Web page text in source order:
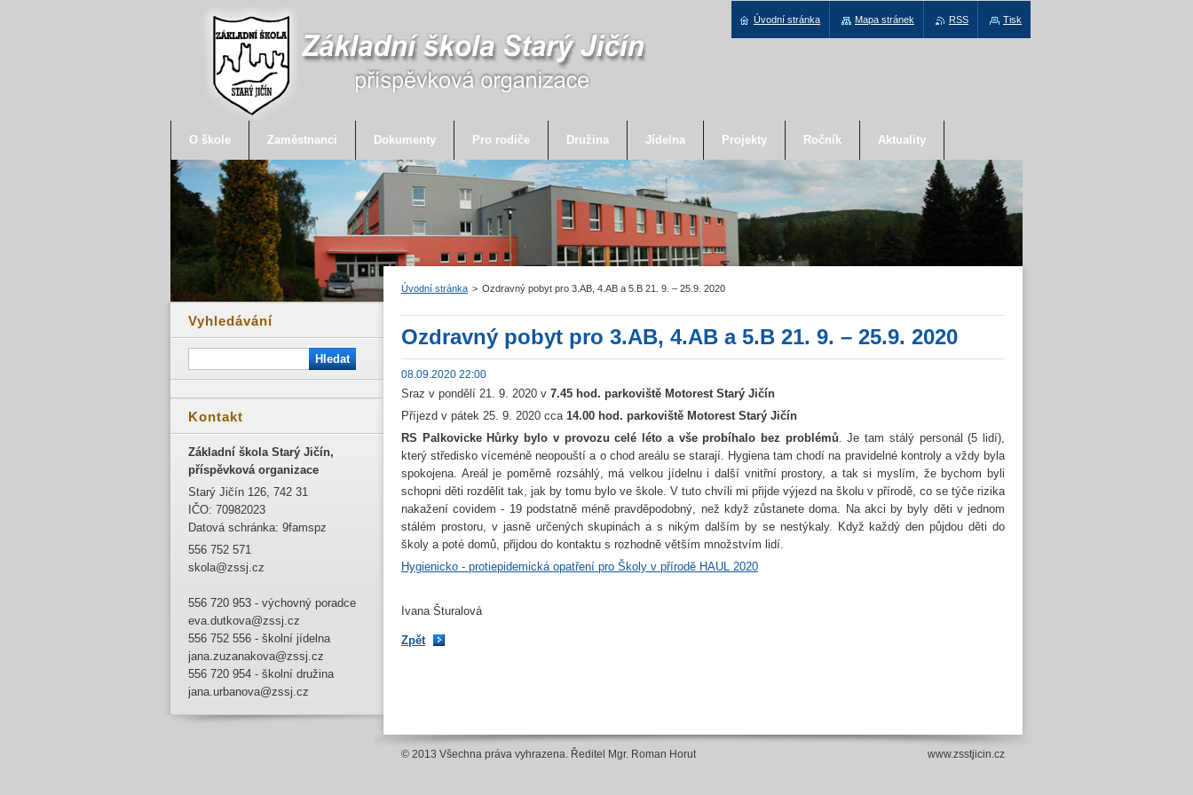
Úvodní stránka > Ozdravný pobyt pro 3.AB, 4.AB a 5.B 21. 9. – 25.9. 2020
Ozdravný pobyt pro 3.AB, 4.AB a 5.B 21. 9. – 25.9. 2020
08.09.2020 22:00
Sraz v pondělí 21. 9. 2020 v 7.45 hod. parkoviště Motorest Starý Jičín
Příjezd v pátek 25. 9. 2020 cca14.00 hod. parkoviště Motorest Starý Jičín
RS Palkovicke Hůrky bylo v provozu celé léto a vše probíhalo bez problémů. Je tam stálý personál (5 lidí),
který středisko víceméně neopouští a o chod areálu se starají. Hygiena tam chodí na pravidelné kontroly a vždy byla
spokojena. Areál je poměrně rozsáhlý, má velkou jídelnu i další vnitřní prostory, a tak si myslím, že bychom byli
schopni děti rozdělit tak, jak by tomu bylo ve škole. V tuto chvíli mi přijde výjezd na školu v přírodě, co se týče rizika
nakažení covidem - 19 podstatně méně pravděpodobný, než když zůstanete doma. Na akci by byly děti v jednom
stálém prostoru, v jasně určených skupinách a s nikým dalším by se nestýkaly. Když každý den půjdou děti do
školy a poté domů, přijdou do kontaktu s rozhodně větším množstvím lidí.
Hygienicko - protiepidemická opatření pro Školy v přírodě HAUL 2020
Ivana Šturalová
Zpět
Vyhledávání
Kontakt
Základní škola Starý Jičín,
příspěvková organizace
Starý Jičín 126, 742 31
IČO: 70982023
Datová schránka: 9famspz
556 752 571
skola@zssj.cz
556 720 953 - výchovný poradce
eva.dutkova@zssj.cz
556 752 556 - školní jídelna
jana.zuzanakova@zssj.cz
556 720 954 - školní družina
jana.urbanova@zssj.cz
O škole Zaměstnanci Dokumenty Pro rodiče Družina Jídelna Projekty Ročník Aktuality
© 2013 Všechna práva vyhrazena. Ředitel Mgr. Roman Horut www.zsstjicin.cz
Úvodní stránka Mapa stránek RSS Tisk